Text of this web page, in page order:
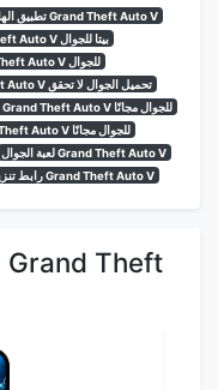
تطبيق الهاتف المحمول Grand Theft Auto V
Grand Theft Auto V بيتا للجوال
تنزيل Grand Theft Auto V للجوال
Grand Theft Auto V تحميل الجوال لا تحقق
تنزيل Grand Theft Auto V للجوال مجانًا
Grand Theft Auto V للجوال مجانًا
لعبة الجوال Grand Theft Auto V
رابط تنزيل لعبة الجوال Grand Theft Auto V